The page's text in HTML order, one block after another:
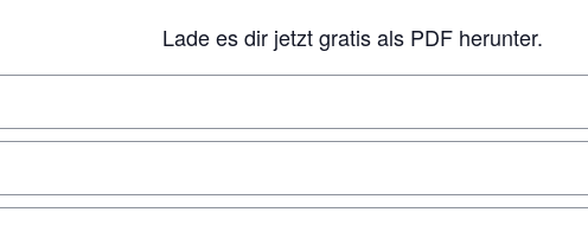
Lade es dir jetzt gratis als PDF herunter.